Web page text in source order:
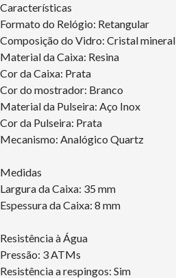
Características
Formato do Relógio: Retangular
Composição do Vidro: Cristal mineral
Material da Caixa: Resina
Cor da Caixa: Prata
Cor do mostrador: Branco
Material da Pulseira: Aço Inox
Cor da Pulseira: Prata
Mecanismo: Analógico Quartz
Medidas
Largura da Caixa: 35 mm
Espessura da Caixa: 8 mm
Resistência à Água
Pressão: 3 ATMs
Resistência a respingos: Sim